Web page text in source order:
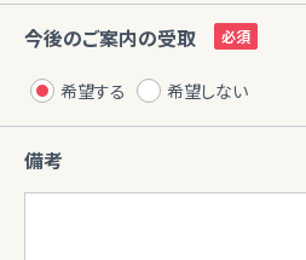
今後のご案内の受取
希望する 希望しない
備考